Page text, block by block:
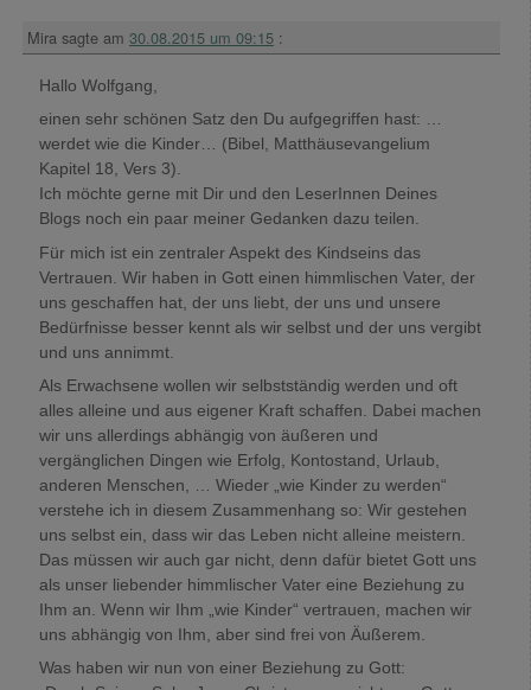
Mira sagte am 30.08.2015 um 09:15 :
Hallo Wolfgang,
einen sehr schönen Satz den Du aufgegriffen hast: …
werdet wie die Kinder… (Bibel, Matthäusevangelium
Kapitel 18, Vers 3).
Ich möchte gerne mit Dir und den LeserInnen Deines
Blogs noch ein paar meiner Gedanken dazu teilen.
Für mich ist ein zentraler Aspekt des Kindseins das
Vertrauen. Wir haben in Gott einen himmlischen Vater, der
uns geschaffen hat, der uns liebt, der uns und unsere
Bedürfnisse besser kennt als wir selbst und der uns vergibt
und uns annimmt.
Als Erwachsene wollen wir selbstständig werden und oft
alles alleine und aus eigener Kraft schaffen. Dabei machen
wir uns allerdings abhängig von äußeren und
vergänglichen Dingen wie Erfolg, Kontostand, Urlaub,
anderen Menschen, … Wieder „wie Kinder zu werden“
verstehe ich in diesem Zusammenhang so: Wir gestehen
uns selbst ein, dass wir das Leben nicht alleine meistern.
Das müssen wir auch gar nicht, denn dafür bietet Gott uns
als unser liebender himmlischer Vater eine Beziehung zu
Ihm an. Wenn wir Ihm „wie Kinder“ vertrauen, machen wir
uns abhängig von Ihm, aber sind frei von Äußerem.
Was haben wir nun von einer Beziehung zu Gott: